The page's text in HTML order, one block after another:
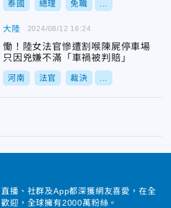
泰國 總理 免職
大陸
慟！陸女法官慘遭割喉陳屍停車場
只因兇嫌不滿「車禍被判賠」
河南 法官 裁決
2024/08/12 16:24
播、社群及App都深獲網友喜愛，在全
迎，全球擁有2000萬粉絲。